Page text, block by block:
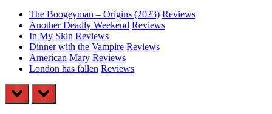
The Boogeyman – Origins (2023) Reviews
Another Deadly Weekend Reviews
In My Skin Reviews
Dinner with the Vampire Reviews
American Mary Reviews
London has fallen Reviews
prev next